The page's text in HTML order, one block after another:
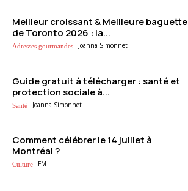
Meilleur croissant & Meilleure baguette
de Toronto 2026 : la...
Adresses gourmandes Joanna Simonnet
Guide gratuit à télécharger : santé et
protection sociale à...
Santé Joanna Simonnet
Comment célébrer le 14 juillet à
Montréal ?
Culture FM